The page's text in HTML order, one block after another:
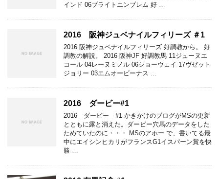
インド 06ブライトエンブレム 好 …
2016 阪神ジュベナイルフィリーズ ＃1
2016 阪神ジュベナイルフィリーズ 好調教から。 好
調教の解説。 2016 阪神JF 好調教馬 11ジューヌエ
コール 04レーヌミノル 06ショーウェイ 17ヴゼット
ジョリー 03エムオービーナス …
2016 ダービー#1
2016 ダービー #1 かきかけのブログがMSの更新
とともに露と消えた。ダービー穴馬のデータをした
ためていたのに・・・ MSのアホー で、書いてる最
中にエイシンヒカリがフランスG1イスパーン賞を快
勝 …